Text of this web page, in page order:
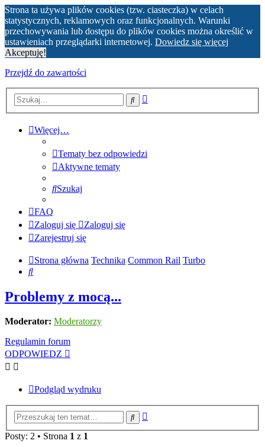
Strona ta używa plików cookies (tzw. ciasteczka) w celach
statystycznych, reklamowych oraz funkcjonalnych. Warunki
przechowywania lub dostępu do plików cookies można określić w
ustawieniach przeglądarki internetowej. Dowiedz się więcej
Akceptuję!
Przejdź do zawartości
Szukaj
Więcej…
Tematy bez odpowiedzi
Aktywne tematy
Szukaj
FAQ
Zaloguj się
Zaloguj się
Zarejestruj się
Strona główna Technika Common Rail Turbo
Szukaj
Problemy z mocą...
Moderator: Moderatorzy
Regulamin forum
ODPOWIEDZ
Podgląd wydruku
Szukaj
Posty: 2 • Strona 1 z 1